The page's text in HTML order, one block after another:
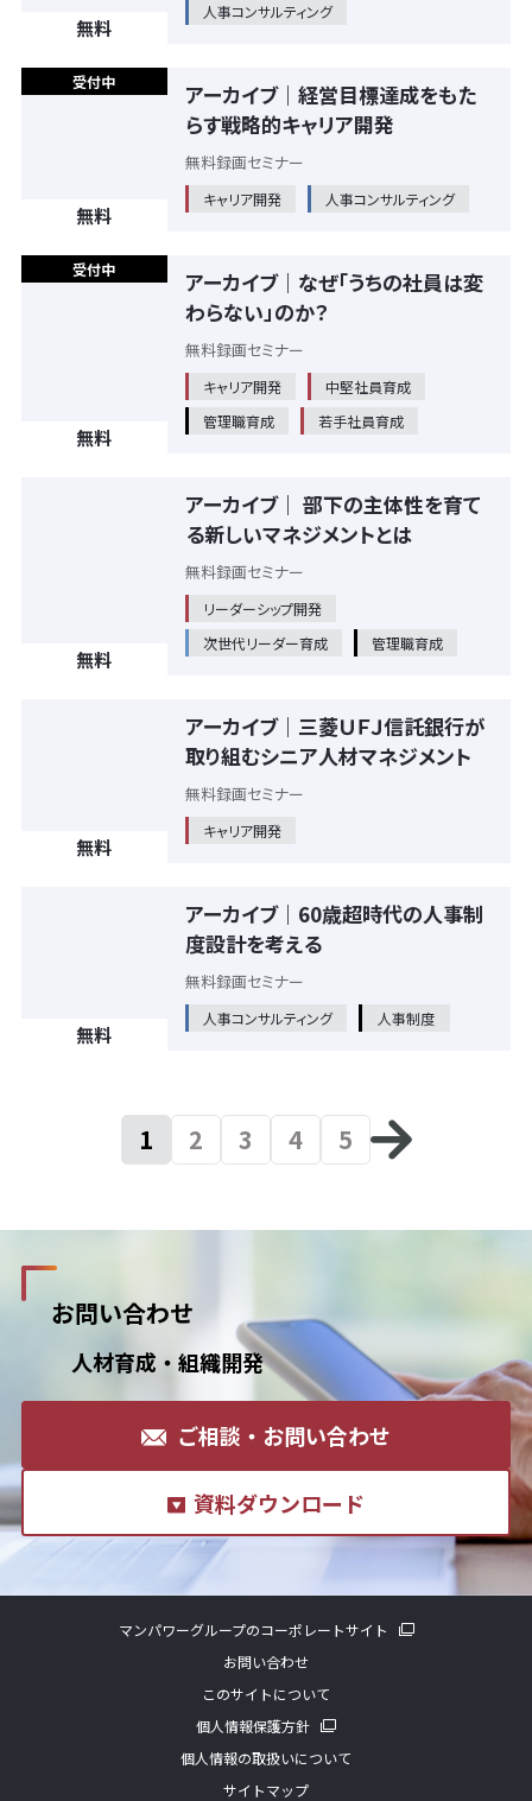
無料
人事コンサルティング
受付中
無料
アーカイブ｜経営目標達成をもた
らす戦略的キャリア開発
無料録画セミナー
キャリア開発 人事コンサルティング
受付中
無料
アーカイブ｜なぜ「うちの社員は変
わらない」のか？
無料録画セミナー
キャリア開発
中堅社員育成
管理職育成
若手社員育成
無料
アーカイブ｜ 部下の主体性を育て
る新しいマネジメントとは
無料録画セミナー
リーダーシップ開発
次世代リーダー育成
管理職育成
無料
アーカイブ｜三菱ＵＦＪ信託銀行が
取り組むシニア人材マネジメント
無料録画セミナー
キャリア開発
無料
アーカイブ｜60歳超時代の人事制
度設計を考える
無料録画セミナー
人事コンサルティング 人事制度
1 2 3 4 5
お問い合わせ
人材育成・組織開発
ご相談・お問い合わせ
資料ダウンロード
マンパワーグループのコーポレートサイト
お問い合わせ
このサイトについて
個人情報保護方針
個人情報の取扱いについて
サイトマップ